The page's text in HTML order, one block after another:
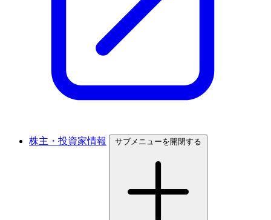
株主・投資家情報 サブメニューを開閉する